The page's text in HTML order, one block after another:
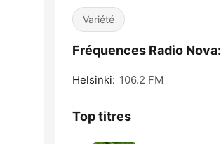
Variété
Fréquences Radio Nova:
Helsinki: 106.2 FM
Top titres